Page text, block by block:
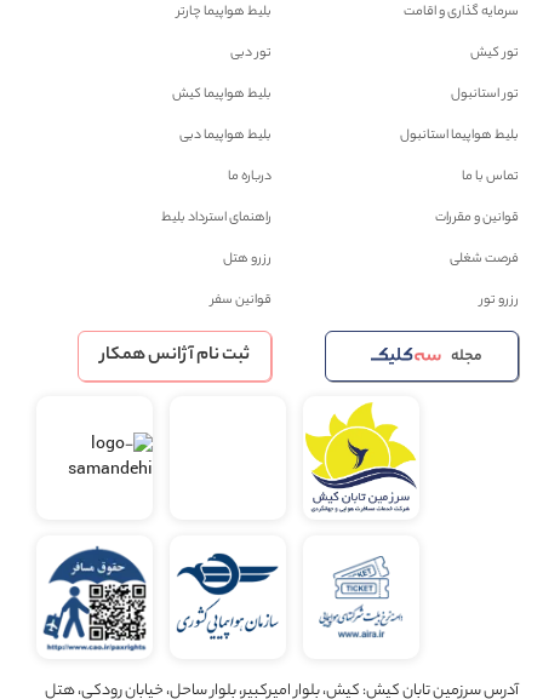
سرمایه گذاری و اقامت
بلیط هواپیما چارتر
تور کیش
تور دبی
تور استانبول
بلیط هواپیما کیش
بلیط هواپیما استانبول
بلیط هواپیما دبی
تماس با ما
درباره ما
قوانین و مقررات
راهنمای استرداد بلیط
فرصت شغلی
رزرو هتل
رزرو تور
قوانین سفر
مجله ثبت نام آژانس همکار
آدرس سرزمین تابان کیش: کیش، بلوار امیرکبیر، بلوار ساحل، خیابان رودکی، هتل